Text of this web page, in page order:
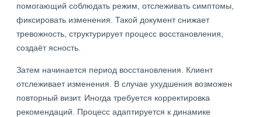
помогающий соблюдать режим, отслеживать симптомы,
фиксировать изменения. Такой документ снижает
тревожность, структурирует процесс восстановления,
создаёт ясность.
Затем начинается период восстановления. Клиент
отслеживает изменения. В случае ухудшения возможен
повторный визит. Иногда требуется корректировка
рекомендаций. Процесс адаптируется к динамике